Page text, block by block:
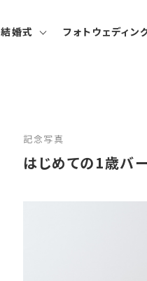
結婚式 フォトウェディン
記念写真
はじめての1歳バ